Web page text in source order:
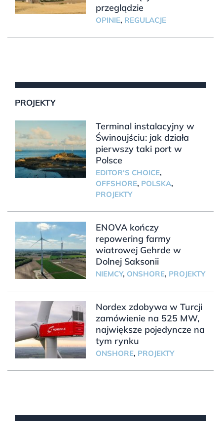
przeglądzie
OPINIE, REGULACJE
PROJEKTY
Terminal instalacyjny w
Świnoujściu: jak działa
pierwszy taki port w
Polsce
EDITOR'S CHOICE,
OFFSHORE, POLSKA,
PROJEKTY
ENOVA kończy
repowering farmy
wiatrowej Gehrde w
Dolnej Saksonii
NIEMCY, ONSHORE, PROJEKTY
Nordex zdobywa w Turcji
zamówienie na 525 MW,
największe pojedyncze na
tym rynku
ONSHORE, PROJEKTY